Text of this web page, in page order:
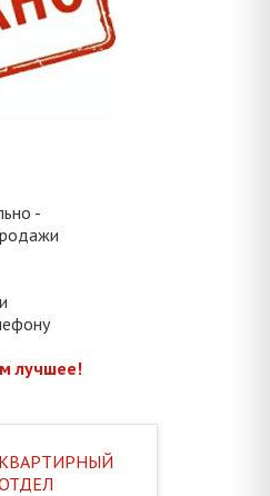
-
лучшее!
КВАРТИРНЫЙ